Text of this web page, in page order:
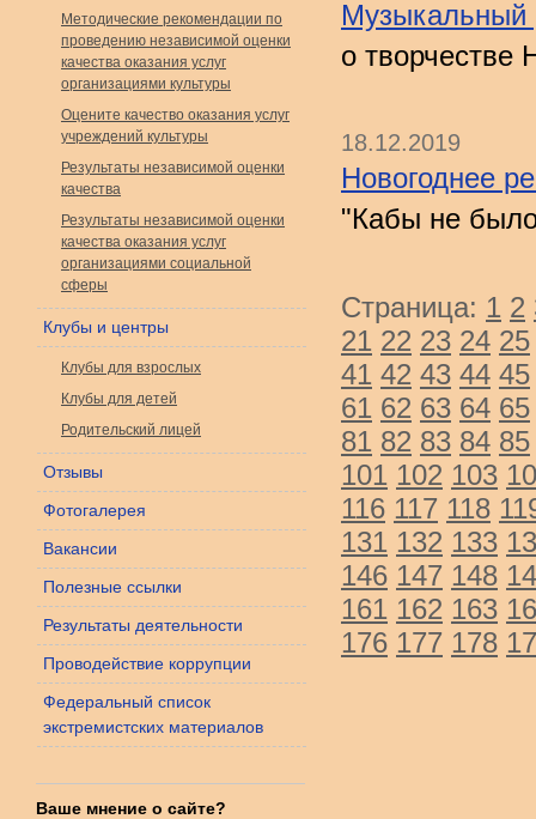
Методические рекомендации по
проведению независимой оценки
качества оказания услуг
организациями культуры
Оцените качество оказания услуг
учреждений культуры
Результаты независимой оценки
качества
Результаты независимой оценки
качества оказания услуг
организациями социальной
сферы
Клубы и центры
Клубы для взрослых
Клубы для детей
Родительский лицей
Отзывы
Фотогалерея
Вакансии
Полезные ссылки
Результаты деятельности
Проводействие коррупции
Федеральный список
экстремистских материалов
Ваше мнение о сайте?
Музыкальный
о творчестве
18.12.2019
Новогоднее
"Кабы не
Страница: 1 2
21 22 23 24 25
41 42 43 44 45
61 62 63 64 65
81 82 83 84 85
101 102 103
116 117 118
131 132 133
146 147 148
161 162 163
176 177 178